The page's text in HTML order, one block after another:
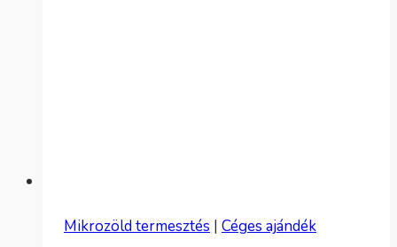
Mikrozöld termesztés | Céges ajándék